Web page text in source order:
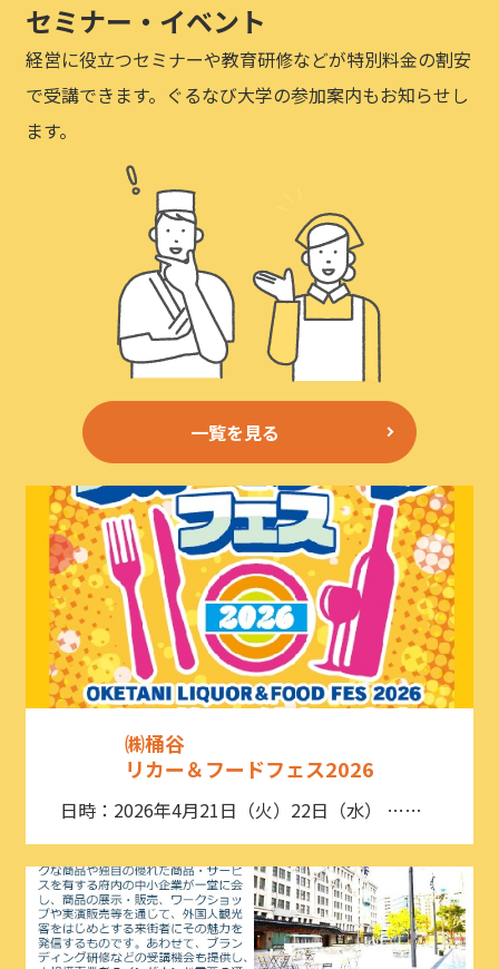
セミナー・イベント
経営に役立つセミナーや教育研修などが特別料金の割安
で受講できます。ぐるなび大学の参加案内もお知らせし
ます。
一覧を見る
㈱桶谷
リカー＆フードフェス2026
日時：2026年4月21日（火）22日（水） ……